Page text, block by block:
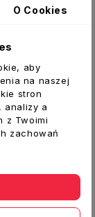
jak:
do
O Cookies
aby
na naszej
stron
analizy a
z Twoimi
zachowań